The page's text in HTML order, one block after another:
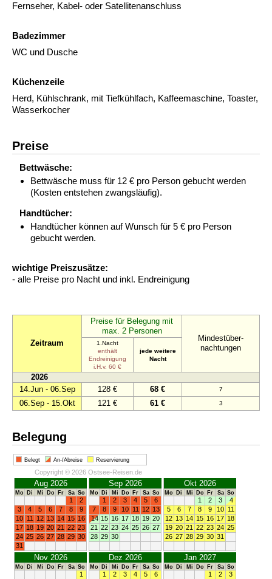
Fernseher, Kabel- oder Satellitenanschluss
Badezimmer
WC und Dusche
Küchenzeile
Herd, Kühlschrank, mit Tiefkühlfach, Kaffeemaschine, Toaster,
Wasserkocher
Preise
Bettwäsche:
Bettwäsche muss für 12 € pro Person gebucht werden
(Kosten entstehen zwangsläufig).
Handtücher:
Handtücher können auf Wunsch für 5 € pro Person
gebucht werden.
wichtige Preiszusätze:
- alle Preise pro Nacht und inkl. Endreinigung
Zeitraum
Preise für Belegung mit
max. 2 Personen
Mindestüber-
nachtungen
1.Nacht
enthält
Endreinigung
i.H.v. 60 €
jede weitere
Nacht
2026
14.Jun - 06.Sep
128 € 68 € 7
06.Sep - 15.Okt 121 € 61 € 3
Belegung
Belegt An-/Abreise Reservierung
Copyright © 2026 Ostsee-Reisen.de
Aug 2026
Mo Di Mi Do Fr Sa So
1
2
3
4 5 6 7 8
9
10 11 12 13 14 15 16
17 18 19 20 21 22 23
24 25 26 27 28 29 30
31
Sep 2026
Mo Di Mi Do Fr Sa So
1 2 3 4 5
6
7
8 9 10 11 12 13
14 15 16 17 18 19 20
21 22 23 24 25 26 27
28 29 30
Okt 2026
Mo Di Mi Do Fr Sa So
1 2 3
4
5
6 7 8 9 10 11
12 13 14 15 16 17 18
19 20 21 22 23 24 25
26 27 28 29 30 31
Nov 2026
Mo Di Mi Do Fr Sa So
1
Dez 2026
Mo Di Mi Do Fr Sa So
1 2 3 4 5
6
Jan 2027
Mo Di Mi Do Fr Sa So
1 2
3